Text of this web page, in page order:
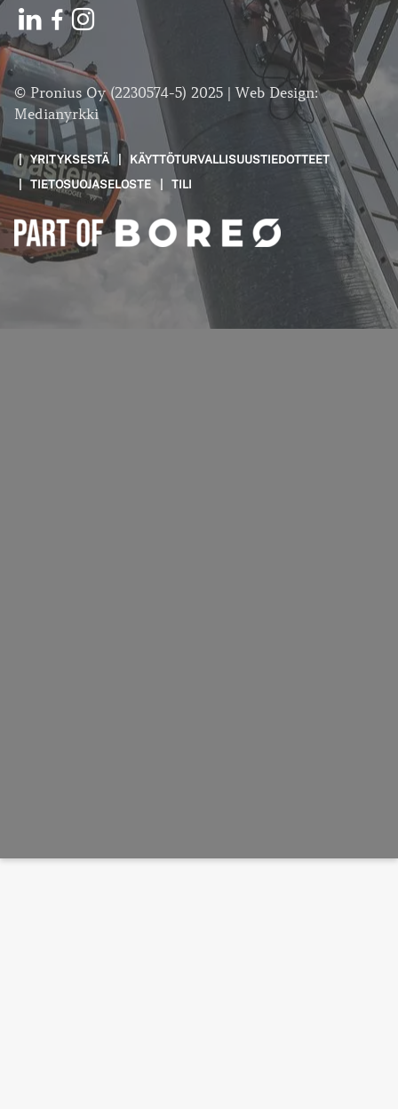
© Pronius Oy (2230574-5) 2025 | Web Design:
Medianyrkki
YRITYKSESTÄ
KÄYTTÖTURVALLISUUSTIEDOTTEET
TIETOSUOJASELOSTE
TILI